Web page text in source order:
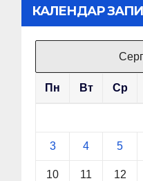
КАЛЕНДАР
Пн Вт Ср
3 4 5
10 11 12